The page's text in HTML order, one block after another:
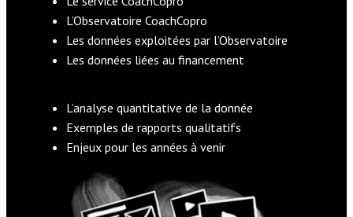
L’Observatoire CoachCopro
Les données exploitées par l’Observatoire
Les données liées au financement
L’analyse quantitative de la donnée
Exemples de rapports qualitatifs
Enjeux pour les années à venir